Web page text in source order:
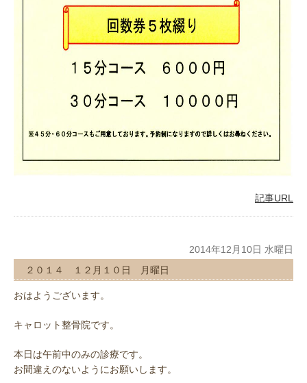
記事URL
2014年12月10日 水曜日
２０１４ １２月１０日 月曜日
おはようございます。
キャロット整骨院です。
本日は午前中のみの診療です。
お間違えのないようにお願いします。